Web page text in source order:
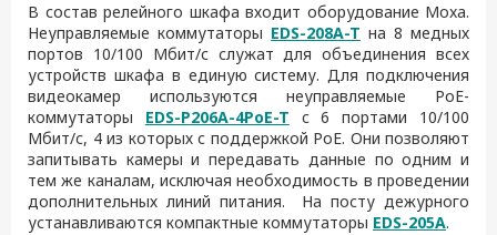
В состав релейного шкафа входит оборудование Moxa.
Неуправляемые коммутаторы EDS-208A-T на 8 медных
портов 10/100 Мбит/с служат для объединения всех
устройств шкафа в единую систему. Для подключения
видеокамер используются неуправляемые РоЕ-
коммутаторы EDS-P206A-4PoE-T c 6 портами 10/100
Мбит/с, 4 из которых с поддержкой РоЕ. Они позволяют
запитывать камеры и передавать данные по одним и
тем же каналам, исключая необходимость в проведении
дополнительных линий питания. На посту дежурного
устанавливаются компактные коммутаторы EDS-205A.